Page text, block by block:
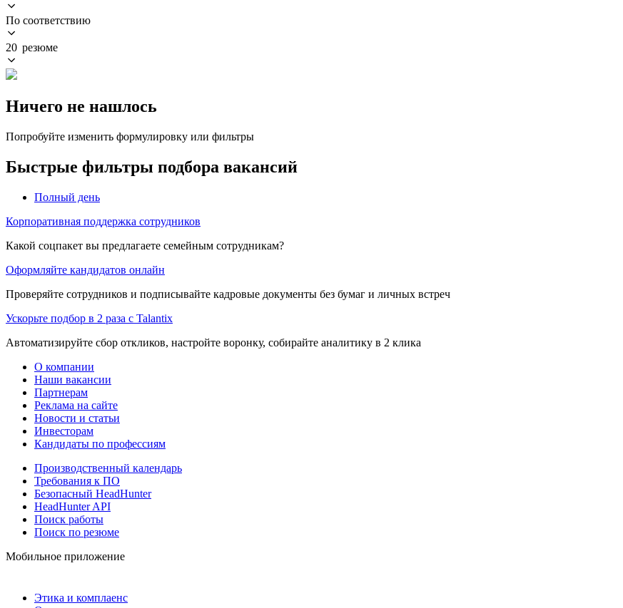
По соответствию
20 резюме
Ничего не нашлось
Попробуйте изменить формулировку или фильтры
Быстрые фильтры подбора вакансий
Полный день
Корпоративная поддержка сотрудников
Какой соцпакет вы предлагаете семейным сотрудникам?
Оформляйте кандидатов онлайн
Проверяйте сотрудников и подписывайте кадровые документы без бумаг и личных встреч
Ускорьте подбор в 2 раза с Talantix
Автоматизируйте сбор откликов, настройте воронку, собирайте аналитику в 2 клика
О компании
Наши вакансии
Партнерам
Реклама на сайте
Новости и статьи
Инвесторам
Кандидаты по профессиям
Производственный календарь
Требования к ПО
Безопасный HeadHunter
HeadHunter API
Поиск работы
Поиск по резюме
Мобильное приложение
Этика и комплаенс